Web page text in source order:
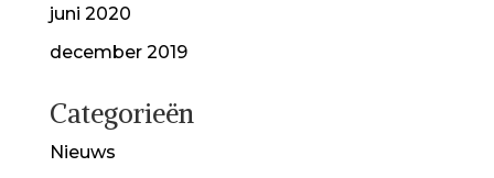
juni 2020
december 2019
Categorieën
Nieuws